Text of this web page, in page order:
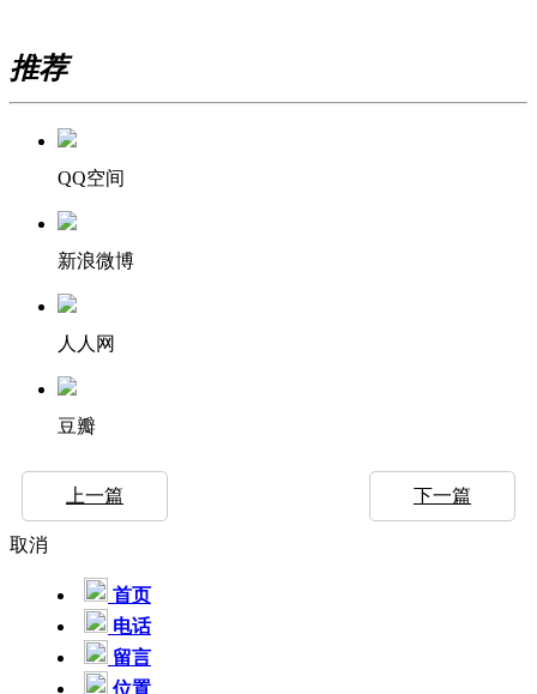
推荐
QQ空间
新浪微博
人人网
豆瓣
上一篇 下一篇
取消
首页
电话
留言
位置